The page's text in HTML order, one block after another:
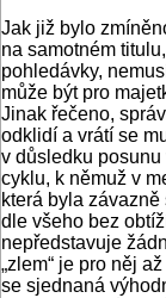
Jak již bylo
na samotném
pohledávky,
může být pro
Jinak řečeno,
odklidí a vrátí se
v důsledku
cyklu, k němuž v
která byla
dle všeho bez
nepředstavuje
„zlem“ je pro něj
se sjednaná